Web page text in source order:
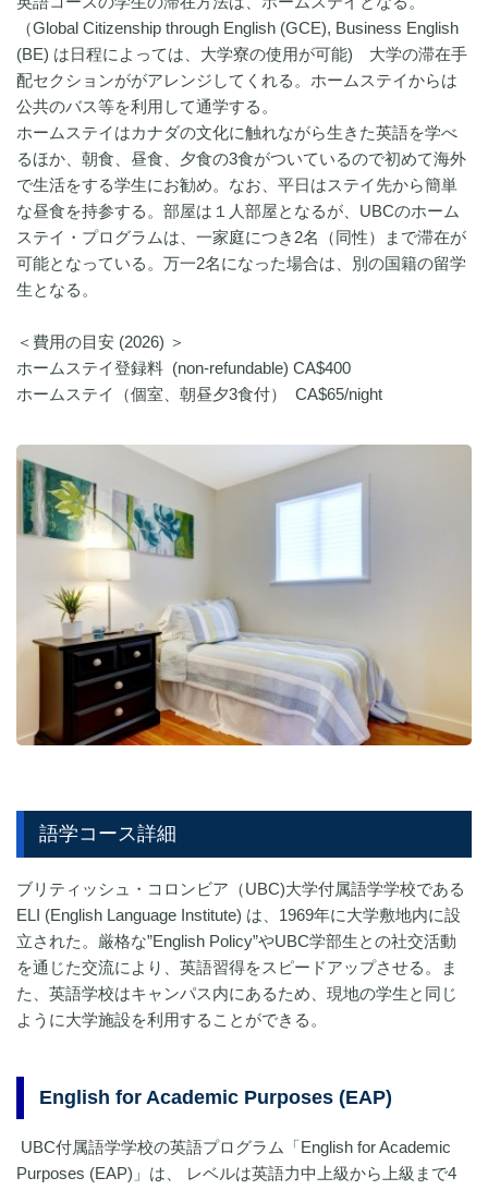
（Global Citizenship through English (GCE), Business English
(BE) は日程によっては、大学寮の使用が可能) 大学の滞在手
配セクションががアレンジしてくれる。ホームステイからは
公共のバス等を利用して通学する。
ホームステイはカナダの文化に触れながら生きた英語を学べ
るほか、朝食、昼食、夕食の3食がついているので初めて海外
で生活をする学生にお勧め。なお、平日はステイ先から簡単
な昼食を持参する。部屋は１人部屋となるが、UBCのホーム
ステイ・プログラムは、一家庭につき2名（同性）まで滞在が
可能となっている。万一2名になった場合は、別の国籍の留学
生となる。
＜費用の目安 (2026) ＞
ホームステイ登録料 (non-refundable) CA$400
ホームステイ（個室、朝昼夕3食付） CA$65/night
語学コース詳細
ブリティッシュ・コロンビア（UBC)大学付属語学学校である
ELI (English Language Institute) は、1969年に大学敷地内に設
立された。厳格な”English Policy”やUBC学部生との社交活動
を通じた交流により、英語習得をスピードアップさせる。ま
た、英語学校はキャンパス内にあるため、現地の学生と同じ
ように大学施設を利用することができる。
English for Academic Purposes (EAP)
UBC付属語学学校の英語プログラム「English for Academic
Purposes (EAP)」は、 レベルは英語力中上級から上級まで4